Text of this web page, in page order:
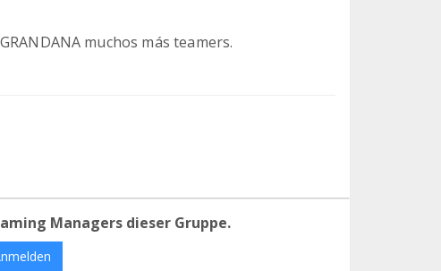
muchos más teamers.
Managers dieser Gruppe.